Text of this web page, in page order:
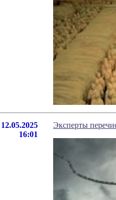
12.05.2025
16:01
Эксперты